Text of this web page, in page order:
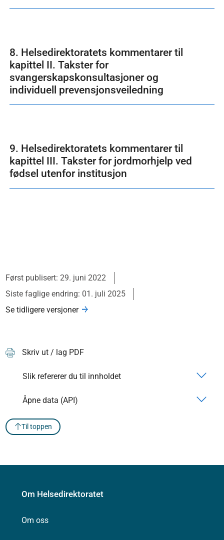
8. Helsedirektoratets kommentarer til
kapittel II. Takster for
svangerskapskonsultasjoner og
individuell prevensjonsveiledning
9. Helsedirektoratets kommentarer til
kapittel III. Takster for jordmorhjelp ved
fødsel utenfor institusjon
Først publisert: 29. juni 2022
Siste faglige endring: 01. juli 2025
Se tidligere versjoner
Skriv ut / lag PDF
Slik refererer du til innholdet
Åpne data (API)
Til toppen
Om Helsedirektoratet
Om oss